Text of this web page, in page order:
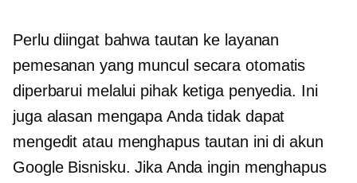
Perlu diingat bahwa tautan ke layanan
pemesanan yang muncul secara otomatis
diperbarui melalui pihak ketigapenyedia. Ini
juga alasan mengapa Anda tidak dapat
mengedit atau menghapus tautan ini di akun
Google Bisnisku. Jika Anda ingin menghapus